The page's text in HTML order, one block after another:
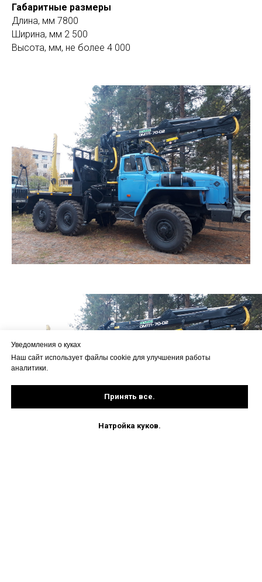
Габаритные размеры
Длина, мм 7800
Ширина, мм 2 500
Высота, мм, не более 4 000
Уведомления о куках
Наш сайт использует файлы cookie для улучшения работы
аналитики.
Принять все.
Натройка куков.